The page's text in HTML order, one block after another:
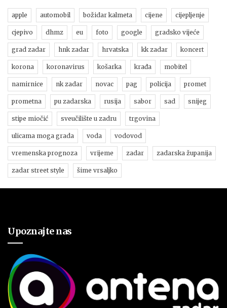
apple automobil božidar kalmeta cijene cijepljenje
cjepivo dhmz eu foto google gradsko vijeće
grad zadar hnk zadar hrvatska kk zadar koncert
korona koronavirus košarka krađa mobitel
namirnice nk zadar novac pag policija promet
prometna pu zadarska rusija sabor sad snijeg
stipe miočić sveučilište u zadru trgovina
ulicama moga grada voda vodovod
vremenska prognoza vrijeme zadar zadarska županija
zadar street style šime vrsaljko
Upoznajte nas